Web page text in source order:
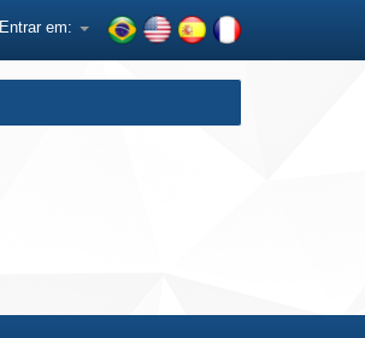
Entrar em: